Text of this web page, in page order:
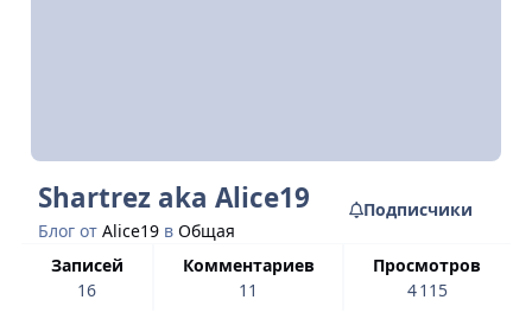
Shartrez aka Alice19
Блог отAlice19 вОбщая
записей
16
комментариев
11
просмотров
4 115
Подписчики